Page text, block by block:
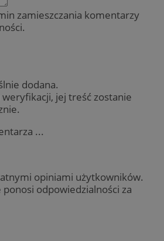
zamieszczania komentarzy
dodana.
jej treść zostanie
...
opiniami użytkowników.
odpowiedzialności za